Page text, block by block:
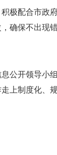
极配合市政
确保不出现
公开领导小
上制度化、规